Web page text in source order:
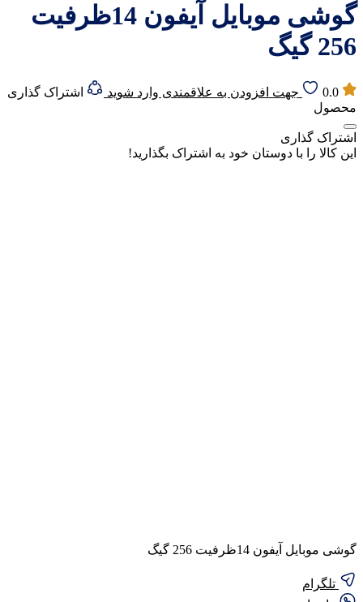
گوشی موبایل آیفون 14ظرفیت
256 گیگ
0.0 جهت افزودن به علاقمندی وارد شوید
اشتراک گذاری
محصول
اشتراک گذاری
این کالا را با دوستان خود به اشتراک بگذارید!
گوشی موبایل آیفون 14ظرفیت 256 گیگ
تلگرام